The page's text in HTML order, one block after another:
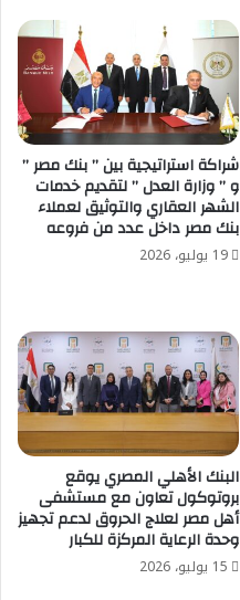
شراكة استراتيجية بين ” بنك مصر ”
و ” وزارة العدل ” لتقديم خدمات
الشهر العقاري والتوثيق لعملاء
بنك مصر داخل عدد من فروعه
19 يوليو، 2026
البنك الأهلي المصري يوقع
بروتوكول تعاون مع مستشفى
أهل مصر لعلاج الحروق لدعم تجهيز
وحدة الرعاية المركزة للكبار
15 يوليو، 2026